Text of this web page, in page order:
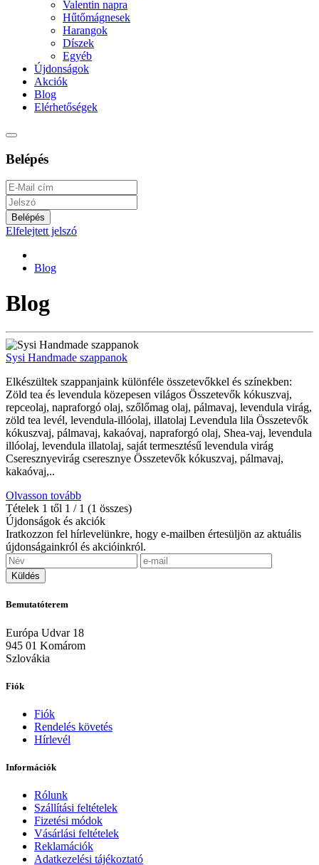
Valentin napra
Hűtőmágnesek
Harangok
Díszek
Egyéb
Újdonságok
Akciók
Blog
Elérhetőségek
Belépés
Elfelejtett jelszó
Blog
Blog
Sysi Handmade szappanok
Elkészültek szappanjaink különféle összetevőkkel és színekben:
Zöld tea és levendula közepesen világos Összetevők kókuszvaj,
repceolaj, napraforgó olaj, szőlőmag olaj, pálmavaj, levendula virág,
zöld tea levél, levendula-illóolaj, illatolaj Levendula lila Összetevők
kókuszvaj, pálmavaj, kakaóvaj, napraforgó olaj, Shea-vaj, levendula
illóolaj, levendula illatolaj, saját termesztésű levendula virág
Cseresznyevirág cseresznye Összetevők kókuszvaj, pálmavaj,
kakaóvaj,..
Olvasson tovább
Tételek 1 től 1 / 1 (1 összes)
Újdonságok és akciók
Iratkozzon fel hírlevelünkre, hogy e-mailben értesüljön az aktuális
újdonságainkról és akcióinkról.
Bemutatóterem
Európa Udvar 18
945 01 Komárom
Szlovákia
Fiók
Fiók
Rendelés követés
Hírlevél
Információk
Rólunk
Szállítási feltételek
Fizetési módok
Vásárlási feltételek
Reklamációk
Adatkezelési tájékoztató